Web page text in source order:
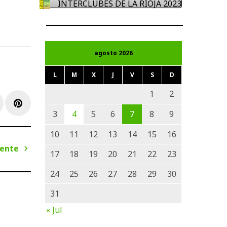
Pinterest
INTERCLUBES DE LA RIOJA 2023
agosto 2026
L M X J V S D
1
2
3
4 5 6 7 8
9
10
11 12 13 14 15
16
17
18 19 20 21 22
23
24
25 26 27 28 29
30
31
« Jul